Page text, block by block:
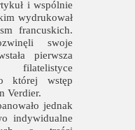
i wspólnie
wydrukował
francuskich.
swoje
pierwsza
której wstęp
Verdier.
jednak
indywidualne